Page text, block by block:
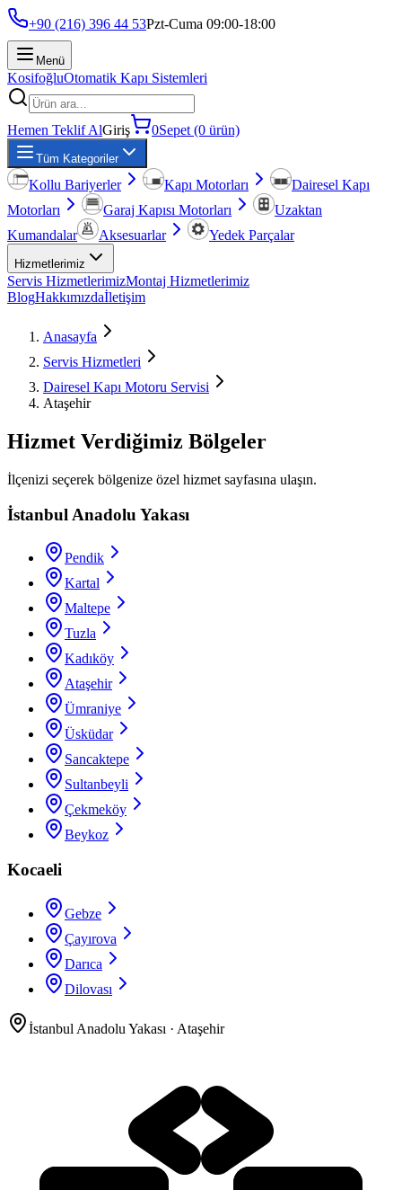
+90 (216) 396 44 53Pzt-Cuma 09:00-18:00
Menü
KosifoğluOtomatik Kapı Sistemleri
Hemen Teklif AlGiriş 0Sepet (0 ürün)
Tüm Kategoriler
Kollu Bariyerler Kapı Motorları
Dairesel Kapı
Motorları
Garaj Kapısı Motorları
Uzaktan
Kumandalar
Aksesuarlar Yedek Parçalar
Hizmetlerimiz
Servis HizmetlerimizMontaj Hizmetlerimiz
BlogHakkımızdaİletişim
Anasayfa
Servis Hizmetleri
Dairesel Kapı Motoru Servisi
Ataşehir
Hizmet Verdiğimiz Bölgeler
İlçenizi seçerek bölgenize özel hizmet sayfasına ulaşın.
İstanbul Anadolu Yakası
Pendik
Kartal
Maltepe
Tuzla
Kadıköy
Ataşehir
Ümraniye
Üsküdar
Sancaktepe
Sultanbeyli
Çekmeköy
Beykoz
Kocaeli
Gebze
Çayırova
Darıca
Dilovası
İstanbul Anadolu Yakası · Ataşehir